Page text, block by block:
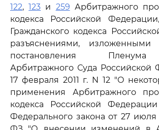
122,123 и 259 Арбитражного
кодекса Российской
Гражданского кодекса
разъяснениями,
постановления
Арбитражного Суда Российской
17 февраля 2011 г. N 12 "О
применения Арбитражного
кодекса Российской
Федерального закона от 27 июля